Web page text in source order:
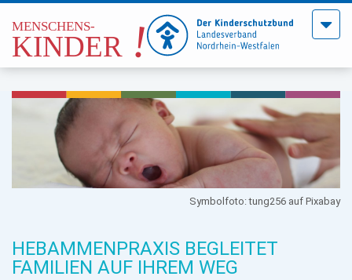
Menü
Symbolfoto: tung256 auf Pixabay
HEBAMMENPRAXIS BEGLEITET
FAMILIEN AUF IHREM WEG